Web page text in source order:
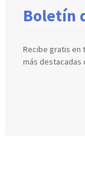
Boletín
Recibe gratis en
más destacadas